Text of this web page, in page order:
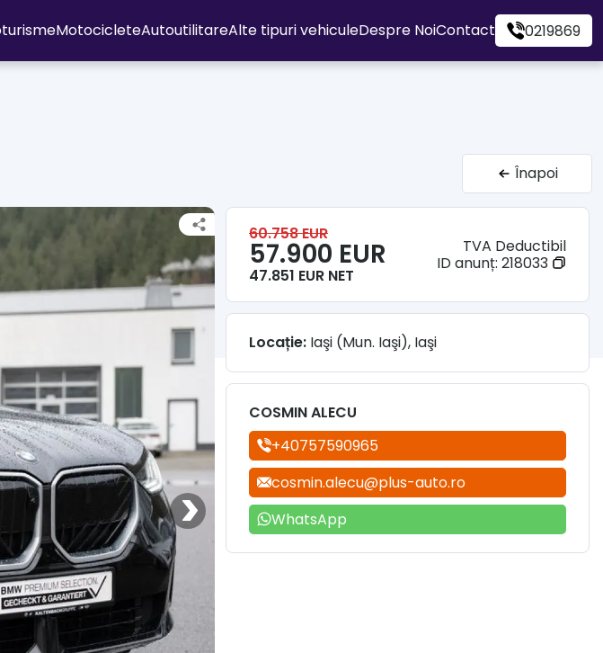
MotocicleteAutoutilitareAlte tipuri vehiculeDespre NoiContact 0219869
Înapoi
60.758 EUR
57.900 EUR
47.851 EUR NET
TVA Deductibil
ID anunț: 218033
Locație: Iaşi (Mun. Iaşi), Iaşi
COSMIN ALECU
+40757590965
cosmin.alecu@plus-auto.ro
WhatsApp